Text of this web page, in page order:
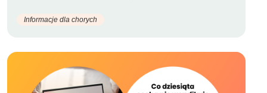
Informacje dla chorych